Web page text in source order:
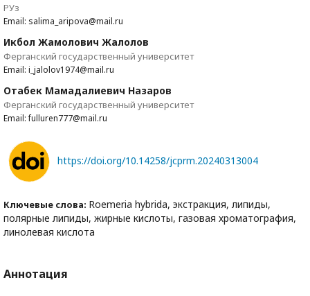
РУз
Email: salima_aripova@mail.ru
Икбол Жамолович Жалолов
Ферганский государственный университет
Email: i_jalolov1974@mail.ru
Отабек Мамадалиевич Назаров
Ферганский государственный университет
Email: fulluren777@mail.ru
https://doi.org/10.14258/jcprm.20240313004
Ключевые слова: Roemeria hybrida, экстракция, липиды,
полярные липиды, жирные кислоты, газовая хроматография,
линолевая кислота
Аннотация